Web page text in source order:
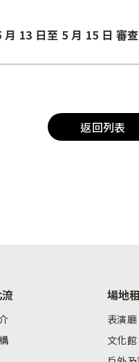
13 日至 5 月 15 日 審
返回列表
場地
表演廳
文化館